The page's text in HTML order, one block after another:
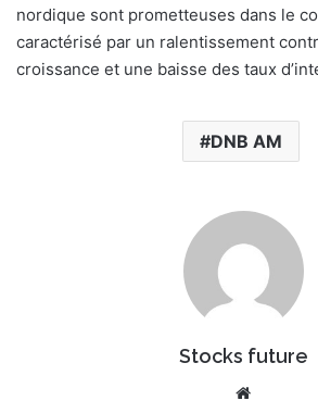
nordique sont prometteuses dans le
caractérisé par un ralentissement
croissance et une baisse des taux
DNB AM
Stocks future